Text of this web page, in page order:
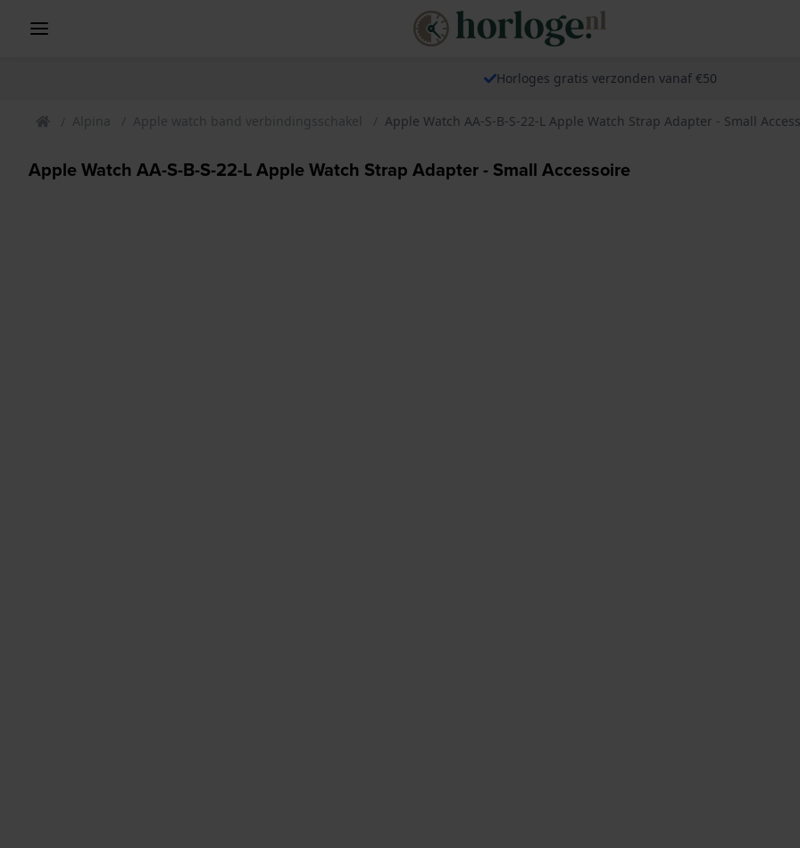
Horloges gratis verzonden vanaf €50
Alpina Apple watch band verbindingsschakel Apple Watch AA-S-B-S-22-L Apple Watch Strap Adapter - Small
Apple Watch AA-S-B-S-22-L Apple Watch Strap Adapter - Small Accessoire